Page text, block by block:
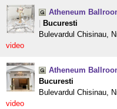
Atheneum
Bucuresti
Bulevardul Chisinau,
video
Atheneum
Bucuresti
Bulevardul Chisinau,
video